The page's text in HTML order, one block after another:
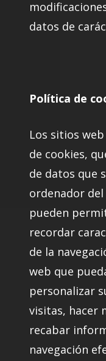
datos de
Política de
Los sitios
de cookies,
de datos que
ordenador
pueden
recordar
de la
web que
personalizar
visitas, hacer
recabar
navegación